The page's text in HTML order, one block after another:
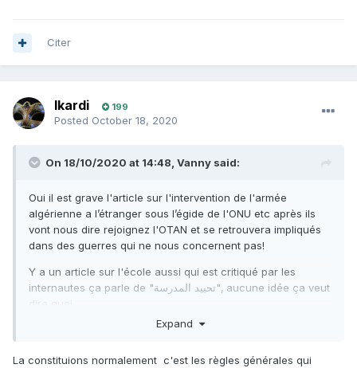
Citer
Ikardi 199
Posted October 18, 2020
On 18/10/2020 at 14:48, Vanny said:
Oui il est grave l'article sur l'intervention de l'armée
algérienne a l’étranger sous l’égide de l'ONU etc après ils
vont nous dire rejoignez l'OTAN et se retrouvera impliqués
dans des guerres qui ne nous concernent pas!
Y a un article sur l'école aussi qui est critiqué par les
internautes ça parle de "تحييد المدرسة", aucune idée ça veut
dire quoi
Expand
La constituions normalement c'est les règles générales qui